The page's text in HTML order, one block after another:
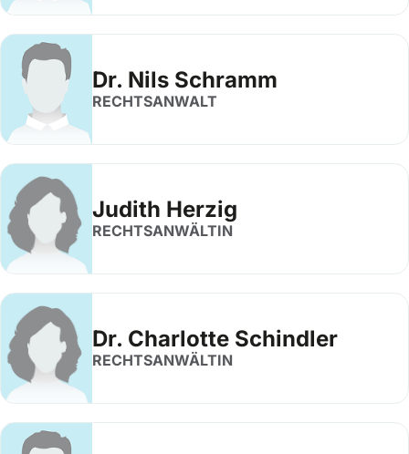
Dr. Nils Schramm
RECHTSANWALT
Judith Herzig
RECHTSANWÄLTIN
Dr. Charlotte Schindler
RECHTSANWÄLTIN